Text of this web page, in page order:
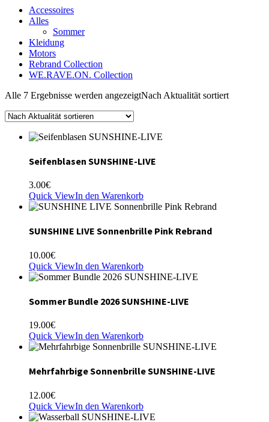
Accessoires
Alles
Sommer
Kleidung
Motors
Rebrand Collection
WE.RAVE.ON. Collection
Alle 7 Ergebnisse werden angezeigtNach Aktualität sortiert
Seifenblasen SUNSHINE-LIVE
3.00€
Quick ViewIn den Warenkorb
SUNSHINE LIVE Sonnenbrille Pink Rebrand
10.00€
Quick ViewIn den Warenkorb
Sommer Bundle 2026 SUNSHINE-LIVE
19.00€
Quick ViewIn den Warenkorb
Mehrfahrbige Sonnenbrille SUNSHINE-LIVE
12.00€
Quick ViewIn den Warenkorb